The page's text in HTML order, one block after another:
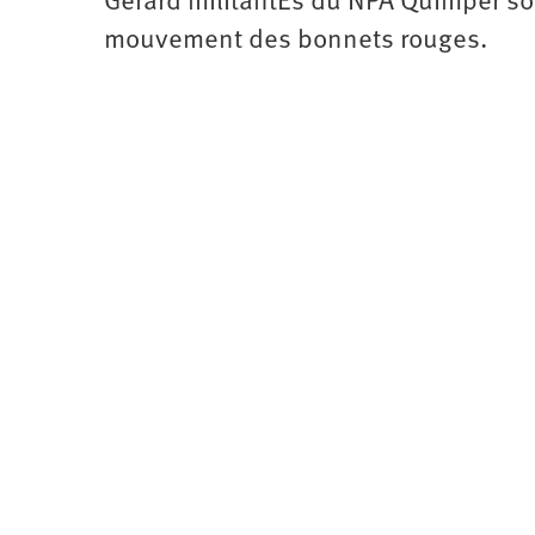
mouvement des bonnets rouges.